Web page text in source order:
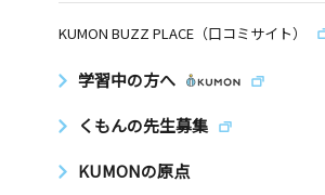
KUMON BUZZ PLACE（口コミサイト）
学習中の方へ
くもんの先生募集
KUMONの原点